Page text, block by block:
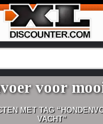
voor
MET TAG
VACHT”